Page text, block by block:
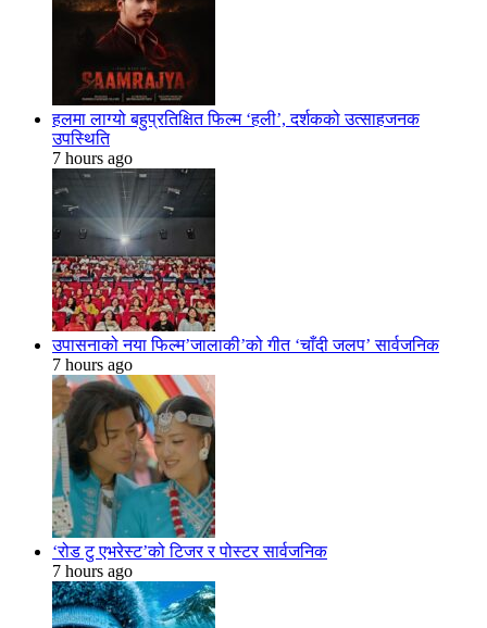
हलमा लाग्यो बहुप्रतिक्षित फिल्म ‘हली’, दर्शकको उत्साहजनक
उपस्थिति
7 hours ago
उपासनाको नया फिल्म’जालाकी’को गीत ‘चाँदी जलप’ सार्वजनिक
7 hours ago
‘रोड टु एभरेस्ट’को टिजर र पोस्टर सार्वजनिक
7 hours ago